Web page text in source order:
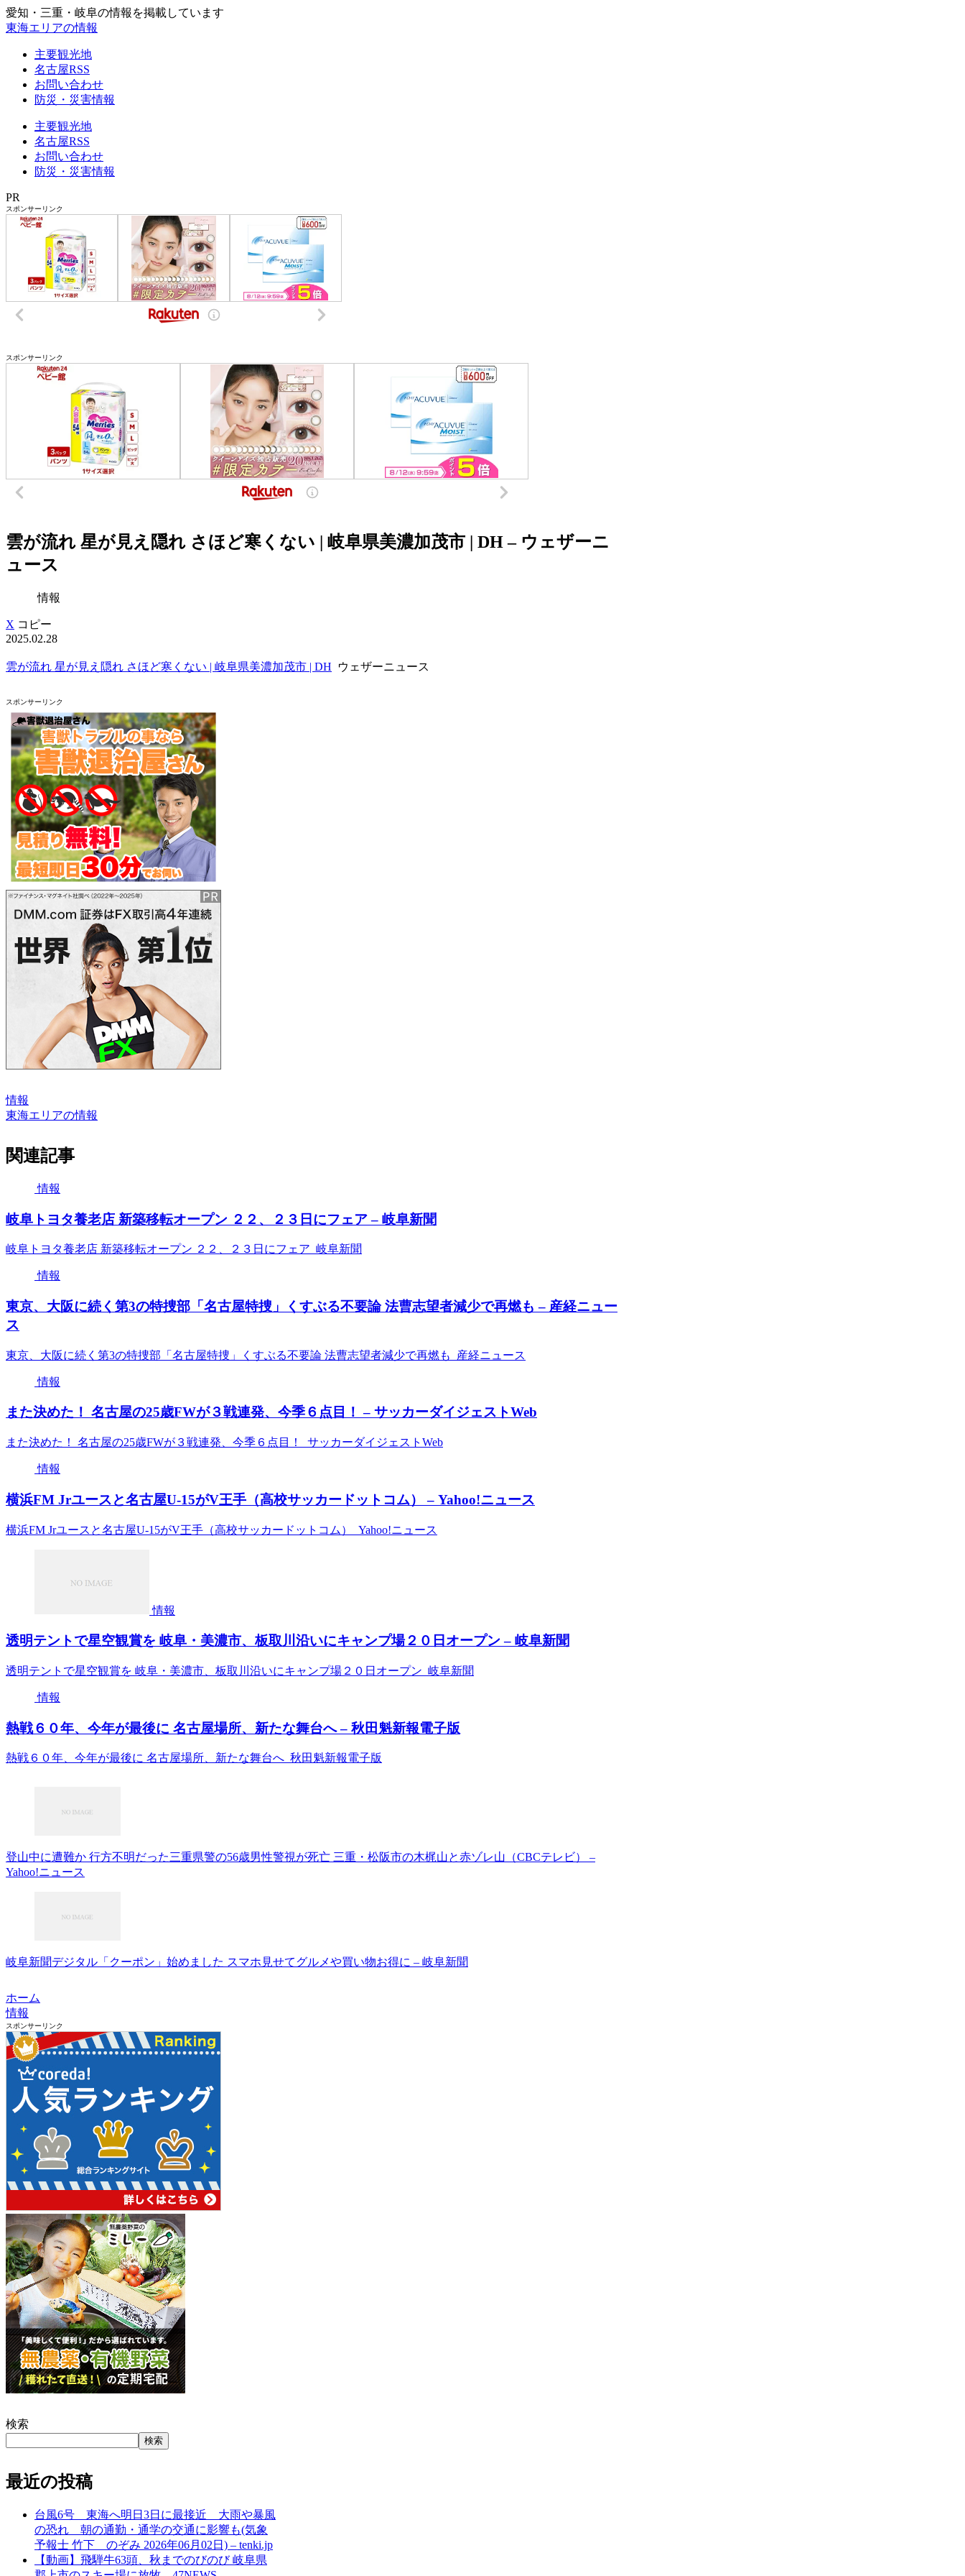
愛知・三重・岐阜の情報を掲載しています
東海エリアの情報
主要観光地
名古屋RSS
お問い合わせ
防災・災害情報
主要観光地
名古屋RSS
お問い合わせ
防災・災害情報
PR
スポンサーリンク
スポンサーリンク
雲が流れ 星が見え隠れ さほど寒くない | 岐阜県美濃加茂市 | DH – ウェザーニ
ュース
情報
X コピー
2025.02.28
雲が流れ 星が見え隠れ さほど寒くない | 岐阜県美濃加茂市 | DH ウェザーニュース
スポンサーリンク
情報
東海エリアの情報
関連記事
情報
岐阜トヨタ養老店 新築移転オープン ２２、２３日にフェア – 岐阜新聞
岐阜トヨタ養老店 新築移転オープン ２２、２３日にフェア 岐阜新聞
情報
東京、大阪に続く第3の特捜部「名古屋特捜」くすぶる不要論 法曹志望者減少で再燃も – 産経ニュー
ス
東京、大阪に続く第3の特捜部「名古屋特捜」くすぶる不要論 法曹志望者減少で再燃も 産経ニュース
情報
また決めた！ 名古屋の25歳FWが３戦連発、今季６点目！ – サッカーダイジェストWeb
また決めた！ 名古屋の25歳FWが３戦連発、今季６点目！ サッカーダイジェストWeb
情報
横浜FM Jrユースと名古屋U-15がV王手（高校サッカードットコム） – Yahoo!ニュース
横浜FM Jrユースと名古屋U-15がV王手（高校サッカードットコム） Yahoo!ニュース
情報
透明テントで星空観賞を 岐阜・美濃市、板取川沿いにキャンプ場２０日オープン – 岐阜新聞
透明テントで星空観賞を 岐阜・美濃市、板取川沿いにキャンプ場２０日オープン 岐阜新聞
情報
熱戦６０年、今年が最後に 名古屋場所、新たな舞台へ – 秋田魁新報電子版
熱戦６０年、今年が最後に 名古屋場所、新たな舞台へ 秋田魁新報電子版
登山中に遭難か 行方不明だった三重県警の56歳男性警視が死亡 三重・松阪市の木梶山と赤ゾレ山（CBCテレビ） –
Yahoo!ニュース
岐阜新聞デジタル「クーポン」始めました スマホ見せてグルメや買い物お得に – 岐阜新聞
ホーム
情報
スポンサーリンク
検索
検索
最近の投稿
台風6号 東海へ明日3日に最接近 大雨や暴風
の恐れ 朝の通勤・通学の交通に影響も(気象
予報士 竹下 のぞみ 2026年06月02日) – tenki.jp
【動画】飛騨牛63頭、秋までのびのび 岐阜県